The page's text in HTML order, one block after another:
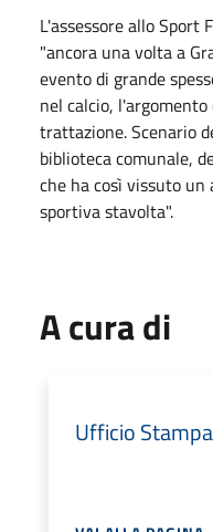
L'assessore allo Sport
"ancora una volta a
evento di grande
nel calcio,
trattazione. Scenario
biblioteca comunale,
che ha così vissuto
sportiva stavolta".
A cura di
Ufficio Stampa